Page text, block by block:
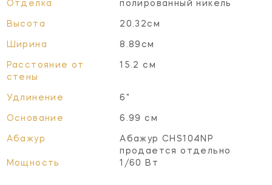
Отделка полированный никель
Высота 20.32см
Ширина 8.89см
Расстояние от
стены
15.2 см
Удлинение 6"
Основание 6.99 см
Абажур
Абажур CHS104NP
продается отдельно
Мощность
1/60 Вт